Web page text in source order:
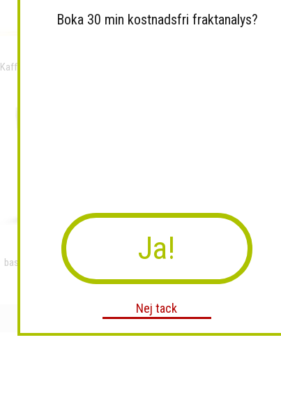
Kaffe Espresso. Hela bönor....
basmati ris indisk Royal &... Baranya salami 250g
Boka 30 min kostnadsfri fraktanalys?
Ja!
Nej tack